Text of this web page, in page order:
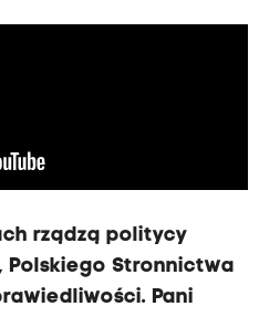
rządzą politycy
Polskiego Stronnictwa
Pani